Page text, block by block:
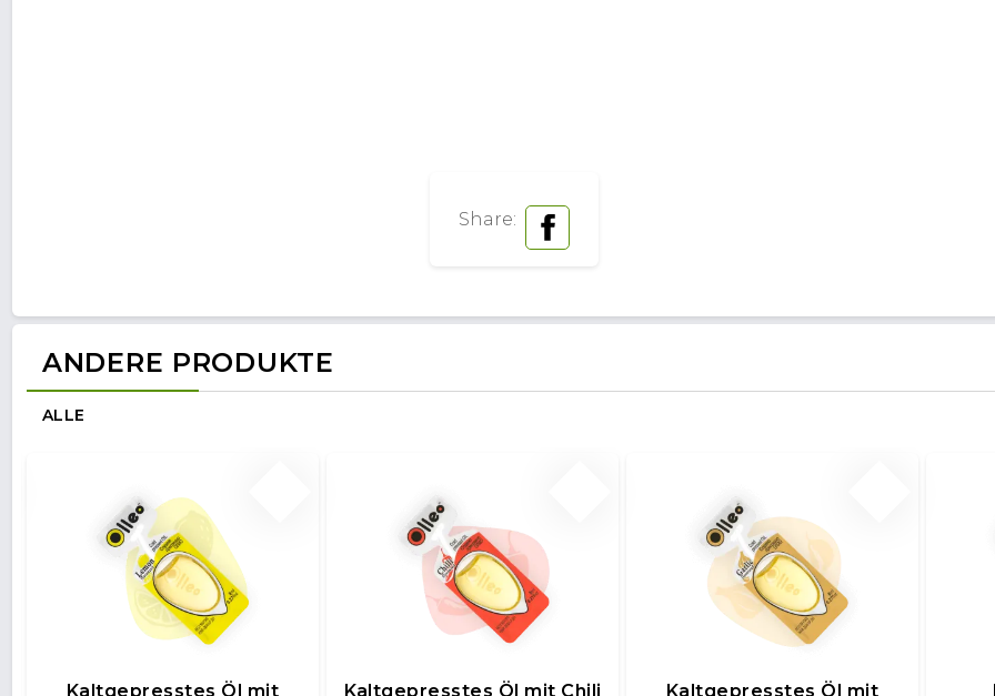
Share:
ANDERE PRODUKTE
ALLE
Kaltgepresstes Öl mit
Kaltgepresstes Öl mit Chili
Kaltgepresstes Öl mit